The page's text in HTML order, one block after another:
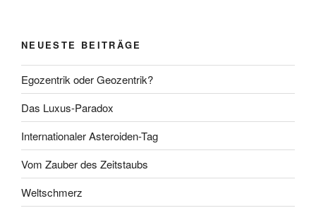
NEUESTE BEITRÄGE
Egozentrik oder Geozentrik?
Das Luxus-Paradox
Internationaler Asteroiden-Tag
Vom Zauber des Zeitstaubs
Weltschmerz